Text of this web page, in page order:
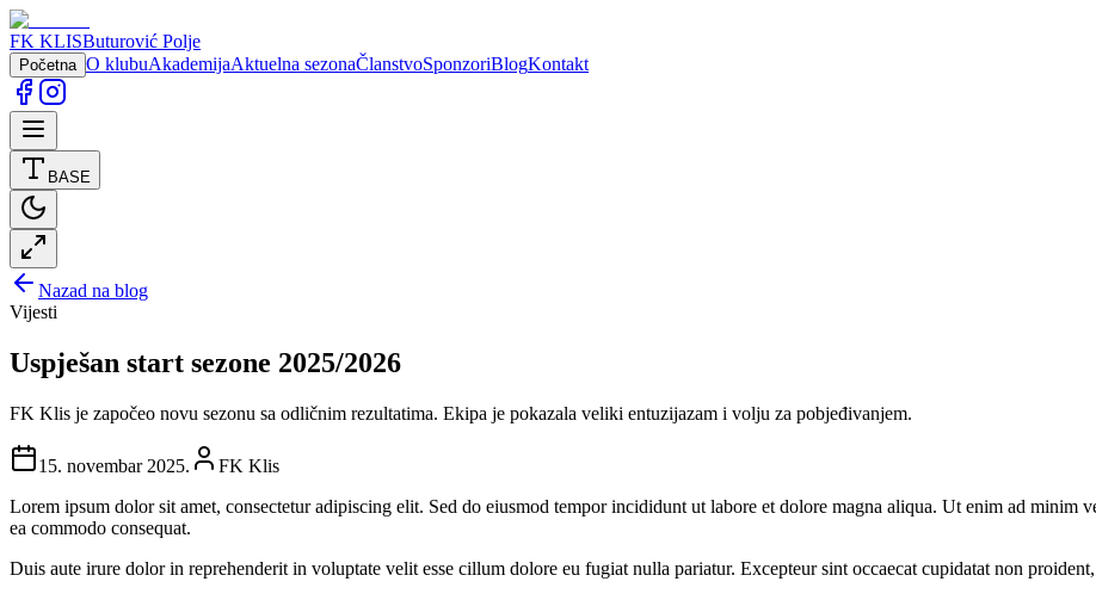
FK KLISButurović Polje
Početna O klubuAkademijaAktuelna sezonaČlanstvoSponzoriBlogKontakt
BASE
Nazad na blog
Vijesti
Uspješan start sezone 2025/2026
FK Klis je započeo novu sezonu sa odličnim rezultatima. Ekipa je pokazala veliki entuzijazam i volju za pobjeđivanjem.
15. novembar 2025.
FK Klis
Lorem ipsum dolor sit amet, consectetur adipiscing elit. Sed do eiusmod tempor incididunt ut labore et dolore magna aliqua. Ut enim ad minim
ea commodo consequat.
Duis aute irure dolor in reprehenderit in voluptate velit esse cillum dolore eu fugiat nulla pariatur. Excepteur sint occaecat cupidatat non